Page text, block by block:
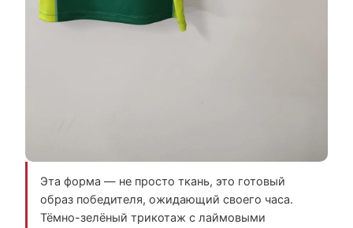
Эта форма — не просто ткань, это готовый
образ победителя, ожидающий своего часа.
Тёмно-зелёный трикотаж с лаймовыми